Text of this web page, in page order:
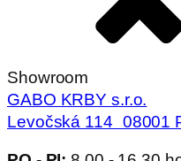
Showroom
GABO KRBY s.r.o.
Levočská 114 08001